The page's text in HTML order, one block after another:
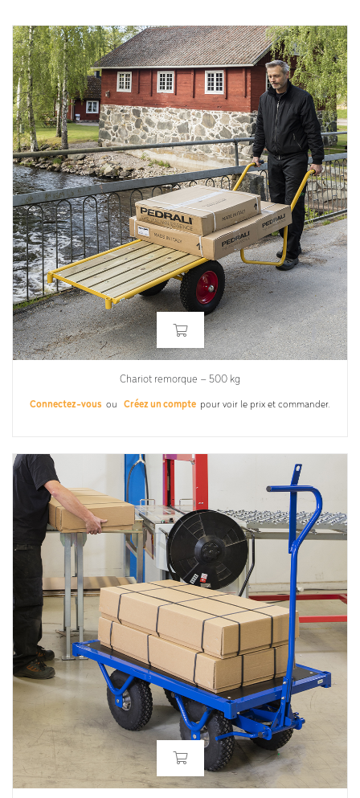
Chariot remorque – 500 kg
Connectez-vous ou Créez un compte pour voir le prix et commander.